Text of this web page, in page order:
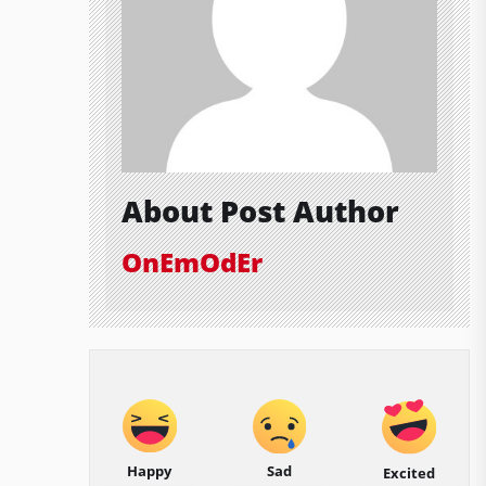
About Post Author
OnEmOdEr
Happy Sad Excited